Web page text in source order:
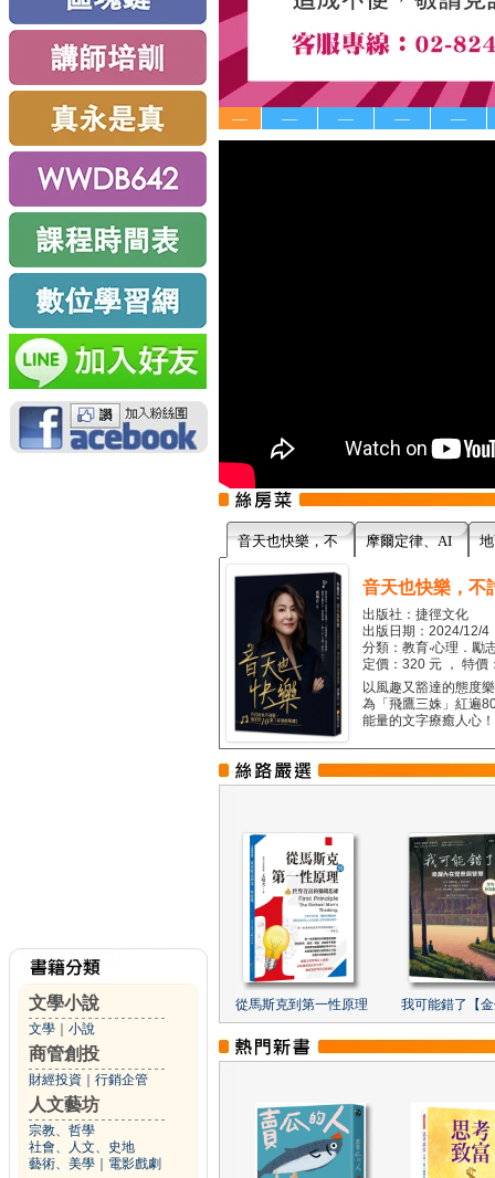
文學小說
文學 小說
商管創投
財經投資 行銷企管
人文藝坊
宗教、哲學
社會、人文、史地
藝術、美學
電影戲劇
— — — — —
音天也快樂，不 摩爾定律、AI
音天也快樂，不
出版社：捷徑文化
出版日期：2024/12/4
分類：教育‧心理．勵
定價：320 元 ， 特價
以風趣又豁達的態度
為「飛鷹三姝」紅遍
能量的文字療癒人心
從馬斯克到第一性原理 我可能錯了【